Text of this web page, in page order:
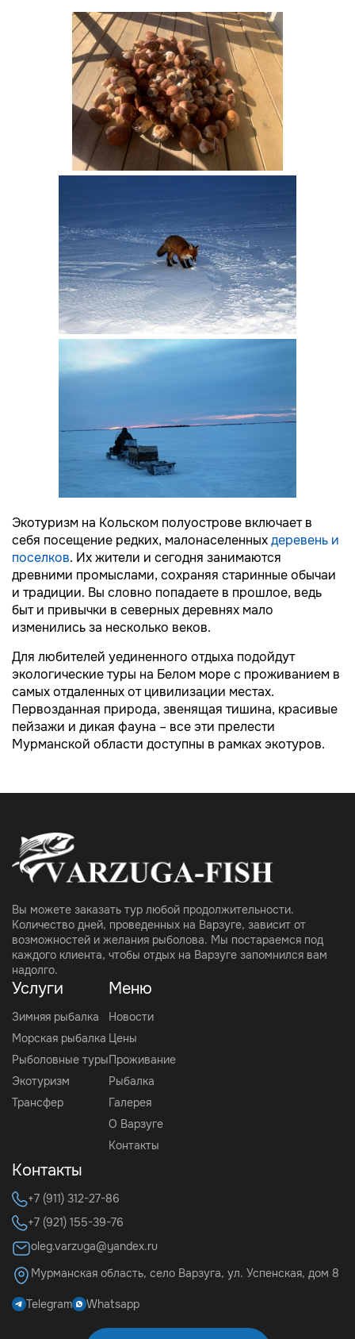
Экотуризм на Кольском полуострове включает в
себя посещение редких, малонаселенныхдеревень и
поселков. Их жители и сегодня занимаются
древними промыслами, сохраняя старинные обычаи
и традиции. Вы словно попадаете в прошлое, ведь
быт и привычки в северных деревнях мало
изменились за несколько веков.
Для любителей уединенного отдыха подойдут
экологические туры на Белом море с проживанием в
самых отдаленных от цивилизации местах.
Первозданная природа, звенящая тишина, красивые
пейзажи и дикая фауна – все эти прелести
Мурманской области доступны в рамках экотуров.
Вы можете заказать тур любой продолжительности.
Количество дней, проведенных на Варзуге, зависит от
возможностей и желания рыболова. Мы постараемся под
каждого клиента, чтобы отдых на Варзуге запомнился вам
надолго.
Услуги
Зимняя рыбалка
Морская рыбалка
Рыболовные туры
Экотуризм
Трансфер
Меню
Новости
Цены
Проживание
Рыбалка
Галерея
О Варзуге
Контакты
Контакты
+7 (911) 312-27-86
+7 (921) 155-39-76
oleg.varzuga@yandex.ru
Мурманская область, село Варзуга, ул. Успенская, дом 8
Telegram Whatsapp